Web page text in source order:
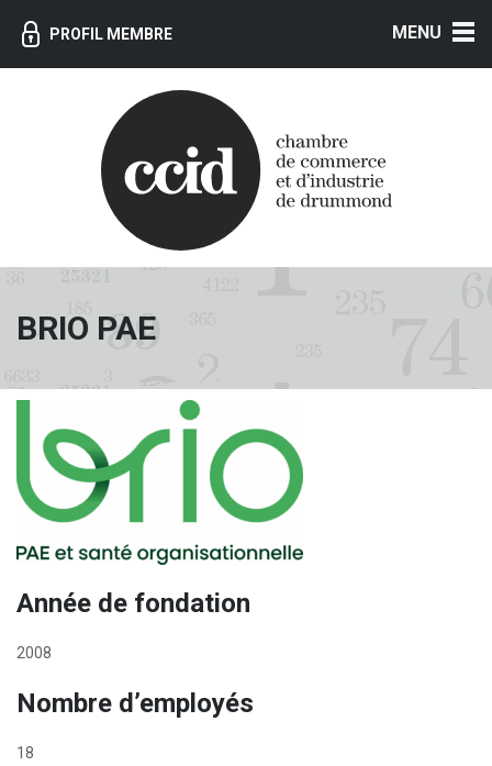
PROFIL MEMBRE
BRIO PAE
Année de fondation
2008
Nombre d’employés
18
MENU